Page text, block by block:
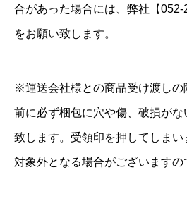
合があった場合には、弊社【
をお願い致します。
※運送会社様との商品受け渡しの
前に必ず梱包に穴や傷、破損が
致します。受領印を押してしま
対象外となる場合がございますの